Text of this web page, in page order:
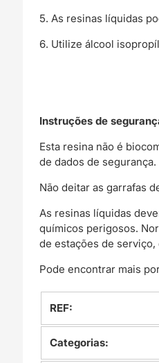
5. As resinas líquidas
6. Utilize álcool
Instruções de
Esta resina não é
de dados de segurança.
Não deitar as garrafas
As resinas líquidas
químicos perigosos.
de estações de serviço,
Pode encontrar mais
REF:
Categorias: